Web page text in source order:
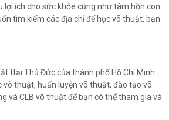
ích cho sức khỏe cũng như tâm hồn con
tìm kiếm các địa chỉ để học võ thuật, bạn
ttại Thủ Đức của thành phố Hồ Chí Minh.
thuật, huấn luyện võ thuật, đào tạo võ
và CLB võ thuật để bạn có thể tham gia và